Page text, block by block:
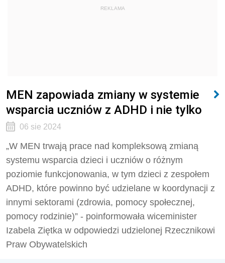
REKLAMA
MEN zapowiada zmiany w systemie
wsparcia uczniów z ADHD i nie tylko
06 sie 2024
„W MEN trwają prace nad kompleksową zmianą
systemu wsparcia dzieci i uczniów o różnym
poziomie funkcjonowania, w tym dzieci z zespołem
ADHD, które powinno być udzielane w koordynacji z
innymi sektorami (zdrowia, pomocy społecznej,
pomocy rodzinie)” - poinformowała wiceminister
Izabela Ziętka w odpowiedzi udzielonej Rzecznikowi
Praw Obywatelskich